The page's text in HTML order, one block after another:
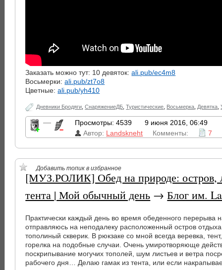
Заказать можно тут: 10 девяток:ali.pub/ec4m8
Восьмерки:ali.pub/zt7o8
Цветные:ali.pub/yh410
Дневники Бродяги ,СнаряжениеДБ ,Туристические Восьмерка Девятка ,
— Просмотры: 4539
9 июня 2016, 06:49
Автор: Landskneht Комменты: 7
Добавить топик в избранное
[МУЗ.РОЛИК] Обед на природе: остров,
тента | Мой обычный день →Блог им.
Практически каждый день во время обеденного перерыва
отправляюсь на неподалеку расположенный остров
тополиный скверик. В рюкзаке со мной всегда веревка,
горелка на подобные случаи. Очень умиротворяюще
поскрипывание могучих тополей, шум листьев и ветра
рабочего дня… Делаю гамак из тента, или если